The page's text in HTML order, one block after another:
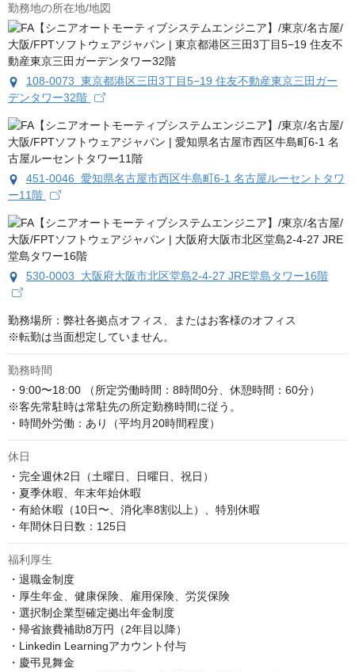
勤務地の所在地/地図
108-0073 東京都港区三田3丁目5−19 住友不動産東京三田ガー
デンタワー32階
451-0046 愛知県名古屋市西区牛島町6-1 名古屋ルーセントタワ
ー11階
530-0003 大阪府大阪市北区堂島2-4-27 JRE堂島タワー16階
勤務場所：弊社各拠点オフィス、またはお客様のオフィス
※転勤は当面想定していません。
勤務時間
・9:00〜18:00 （所定労働時間：8時間0分、休憩時間：60分）
※客先常駐時は常駐先の所定勤務時間に従う。
・時間外労働：あり（平均月20時間程度）
休日
・完全週休2日（土曜日、日曜日、祝日）
・夏季休暇、年末年始休暇
・有給休暇（10日〜、消化率8割以上）、特別休暇
・年間休日日数：125日
福利厚生
・退職金制度
・厚生年金、健康保険、雇用保険、労災保険
・選択制企業型確定拠出年金制度
・帰省旅費補助8万円（2年目以降）
・Linkedin Learningアカウント付与
・慶弔見舞金